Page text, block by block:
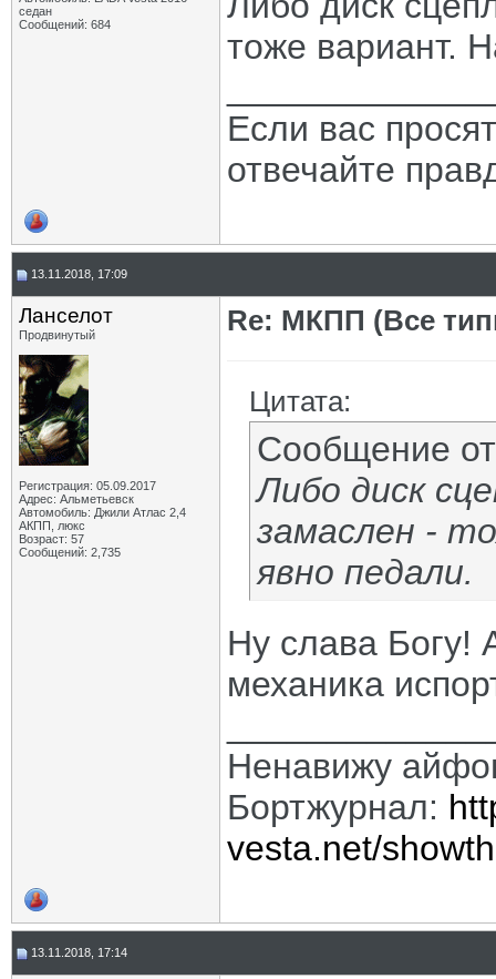
седан
Сообщений: 684
тоже вариант.
Если вас
отвечайте
13.11.2018, 17:09
Ланселот
Продвинутый
Регистрация: 05.09.2017
Адрес: Альметьевск
Автомобиль: Джили Атлас 2,4
АКПП, люкс
Возраст: 57
Сообщений: 2,735
Re: МКПП (Все
Цитата:
Сообщение
Либо диск
замаслен -
явно педали.
Ну слава Богу!
механика
Ненавижу
Бортжурнал:
vesta.net/
13.11.2018, 17:14